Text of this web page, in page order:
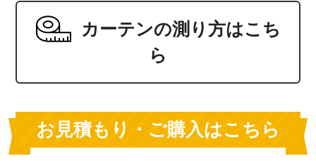
カーテンの測り方はこち
ら
お見積もり・ご購入はこちら